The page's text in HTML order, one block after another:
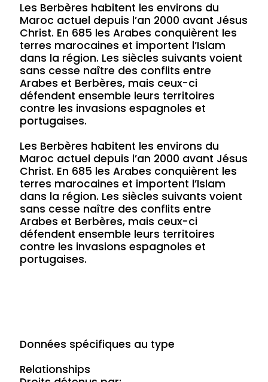
Les Berbères habitent les environs du
Maroc actuel depuis l’an 2000 avant Jésus
Christ. En 685 les Arabes conquièrent les
terres marocaines et importent l’Islam
dans la région. Les siècles suivants voient
sans cesse naître des conflits entre
Arabes et Berbères, mais ceux-ci
défendent ensemble leurs territoires
contre les invasions espagnoles et
portugaises.
Les Berbères habitent les environs du
Maroc actuel depuis l’an 2000 avant Jésus
Christ. En 685 les Arabes conquièrent les
terres marocaines et importent l’Islam
dans la région. Les siècles suivants voient
sans cesse naître des conflits entre
Arabes et Berbères, mais ceux-ci
défendent ensemble leurs territoires
contre les invasions espagnoles et
portugaises.
Données spécifiques au type
Relationships